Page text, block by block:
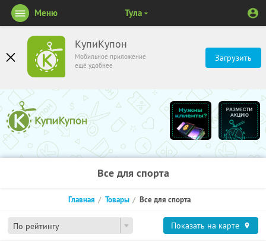
КупиКупон
Мобильное приложение
ещё удобнее
Загрузить
Меню Тула
Все для спорта
По рейтингу
Главная Товары Все для спорта
Показать на карте